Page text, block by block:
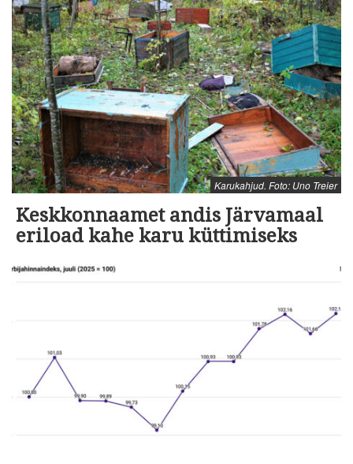
Karukahjud. Foto: Uno Treier
Keskkonnaamet andis Järvamaal
eriload kahe karu küttimiseks